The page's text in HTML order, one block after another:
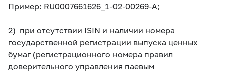
Пример: RU0007661626_1-02-00269-A;
2) при отсутствии ISIN и наличии номера
государственной регистрации выпуска ценных
бумаг (регистрационного номера правил
доверительного управления паевым